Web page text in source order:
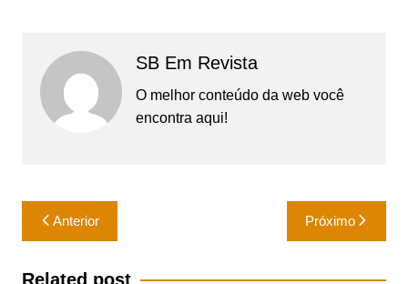
SB Em Revista
O melhor conteúdo da web você
encontra aqui!
Navegação
de
Post
Anterior Próximo
Related post